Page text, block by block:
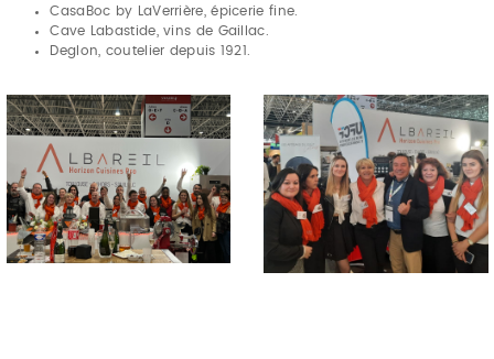
CasaBoc by LaVerrière, épicerie fine.
Cave Labastide, vins de Gaillac.
Deglon, coutelier depuis 1921.